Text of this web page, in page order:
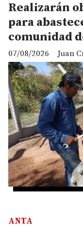
Realizarán
para
comunidad
Juan
07/08/2026
ANTA